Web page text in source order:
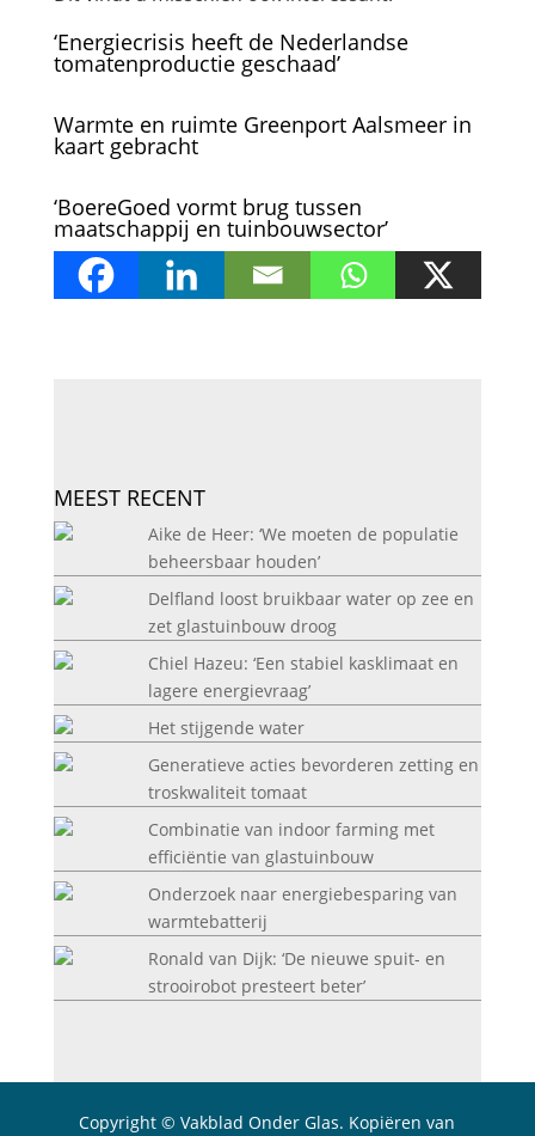
‘Energiecrisis heeft de Nederlandse
tomatenproductie geschaad’
Warmte en ruimte Greenport Aalsmeer in
kaart gebracht
‘BoereGoed vormt brug tussen
maatschappij en tuinbouwsector’
MEEST RECENT
Aike de Heer: ‘We moeten de populatie
beheersbaar houden’
Delfland loost bruikbaar water op zee en
zet glastuinbouw droog
Chiel Hazeu: ‘Een stabiel kasklimaat en
lagere energievraag’
Het stijgende water
Generatieve acties bevorderen zetting en
troskwaliteit tomaat
Combinatie van indoor farming met
efficiëntie van glastuinbouw
Onderzoek naar energiebesparing van
warmtebatterij
Ronald van Dijk: ‘De nieuwe spuit- en
strooirobot presteert beter’
Copyright © Vakblad Onder Glas. Kopiëren van